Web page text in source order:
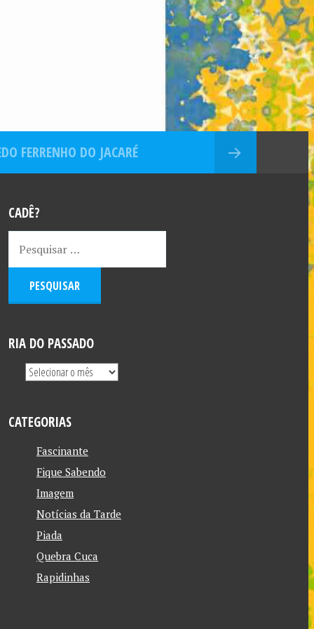
FERRENHO DO JACARÉ
CADÊ?
RIA DO PASSADO
CATEGORIAS
Fascinante
Fique Sabendo
Imagem
Notícias da Tarde
Piada
Quebra Cuca
Rapidinhas